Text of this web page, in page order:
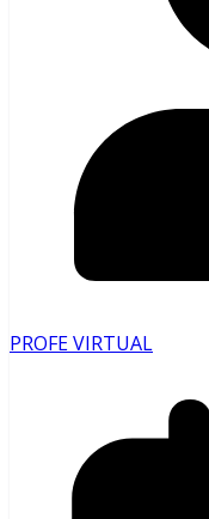
PROFE VIRTUAL